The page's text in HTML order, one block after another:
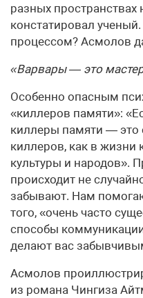
разных
констатировал
процессом? Асмолов
«Варвары — это
Особенно опасным
«киллеров памяти»:
киллеры памяти — это
киллеров, как в жизни
культуры и народов».
происходит не
забывают. Нам
того, «очень часто
способы
делают вас
Асмолов
из романа Чингиза